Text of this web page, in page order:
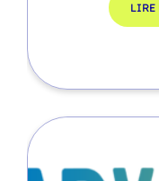
LIRE